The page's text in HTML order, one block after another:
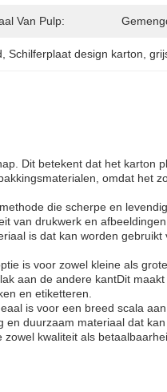
Van Pulp:
, Schilferplaat design karton ,
Dit betekent dat het karton
omdat het
die scherpe en
van drukwerk en
is dat kan worden
is voor zowel kleine als
aan de andere kantDit
en etiketteren.
is voor een breed scala aan
duurzaam materiaal dat
kwaliteit als